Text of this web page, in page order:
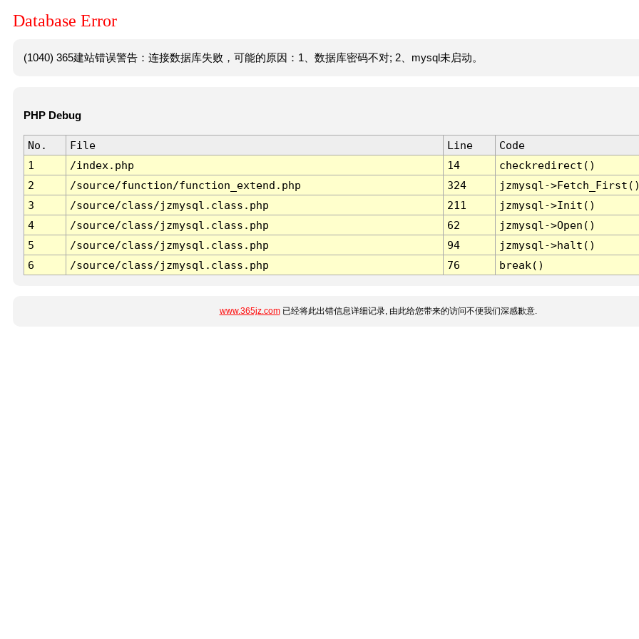
Database Error
(1040) 365建站错误警告：连接数据库失败，可能的原因：1、数据库密码不对; 2、mysql未启动。
PHP Debug
No. File Line
Code
1
/index.php 14
checkredirect()
2
/source/function/function_extend.php 324
jzmysql-
3
/source/class/jzmysql.class.php 211
jzmysql->Init()
4
/source/class/jzmysql.class.php 62
jzmysql->Open()
5
/source/class/jzmysql.class.php 94
jzmysql->halt()
6
/source/class/jzmysql.class.php 76 break()
www.365jz.com已经将此出错信息详细记录, 由此给您带来的访问不便我们深感歉意.